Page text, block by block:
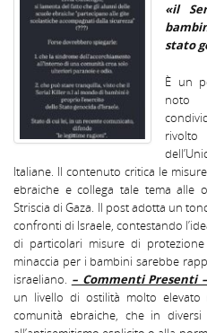
«il
stato
È un
noto
rivolto
Italiane. Il contenuto critica le
ebraiche e collega tale tema alle
Striscia di Gaza. Il post adotta un
confronti di Israele, contestando
di particolari misure di
minaccia per i bambini sarebbe
israeliano. – Commenti Presenti –
un livello di ostilità molto
comunità ebraiche, che in